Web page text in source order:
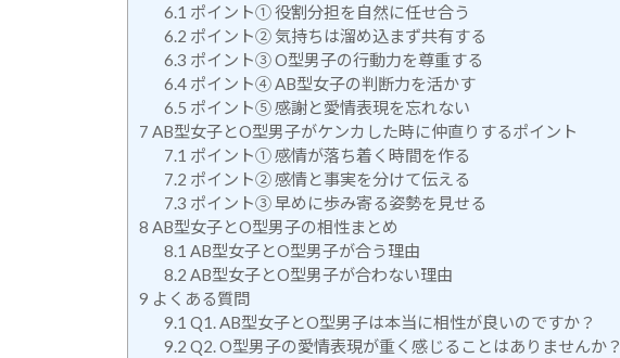
6.1 ポイント① 役割分担を自然に任せ合う
6.2 ポイント② 気持ちは溜め込まず共有する
6.3 ポイント③ O型男子の行動力を尊重する
6.4ポイント④ AB型女子の判断力を活かす
6.5 ポイント⑤ 感謝と愛情表現を忘れない
7 AB型女子とO型男子がケンカした時に仲直りするポイント
7.1 ポイント① 感情が落ち着く時間を作る
7.2 ポイント② 感情と事実を分けて伝える
7.3 ポイント③ 早めに歩み寄る姿勢を見せる
8 AB型女子とO型男子の相性まとめ
8.1 AB型女子とO型男子が合う理由
8.2 AB型女子とO型男子が合わない理由
9 よくある質問
9.1 Q1. AB型女子とO型男子は本当に相性が良いのですか？
9.2 Q2. O型男子の愛情表現が重く感じることはありませんか？